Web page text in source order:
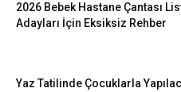
2026 Bebek Hastane Çantası
Adayları İçin Eksiksiz Rehber
Yaz Tatilinde Çocuklarla